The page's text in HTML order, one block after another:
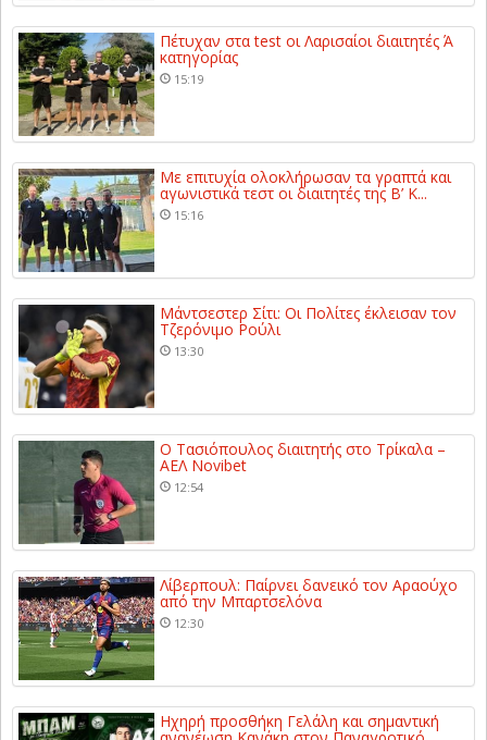
Πέτυχαν στα test οι Λαρισαίοι διαιτητές Ά
κατηγορίας
15:19
Με επιτυχία ολοκλήρωσαν τα γραπτά και
αγωνιστικά τεστ οι διαιτητές της Β’ Κ...
15:16
Μάντσεστερ Σίτι: Οι Πολίτες έκλεισαν τον
Τζερόνιμο Ρούλι
13:30
Ο Τασιόπουλος διαιτητής στο Τρίκαλα –
ΑΕΛ Novibet
12:54
Λίβερπουλ: Παίρνει δανεικό τον Αραούχο
από την Μπαρτσελόνα
12:30
Ηχηρή προσθήκη Γελάλη και σημαντική